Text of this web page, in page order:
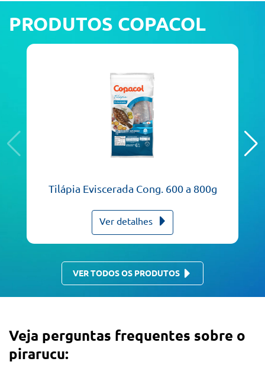
PRODUTOS COPACOL
Tilápia Eviscerada Cong. 600 a 800g
Ver detalhes
VER TODOS OS PRODUTOS
Veja perguntas frequentes sobre o
pirarucu: